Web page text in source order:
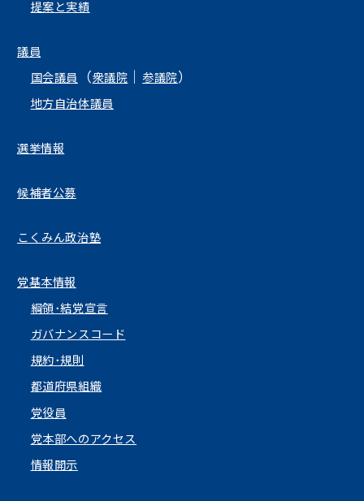
提案と実績
議員
国会議員
（衆議院 ｜参議院）
地方自治体議員
選挙情報
候補者公募
こくみん政治塾
党基本情報
綱領･結党宣言
ガバナンスコード
規約･規則
都道府県組織
党役員
党本部へのアクセス
情報開示